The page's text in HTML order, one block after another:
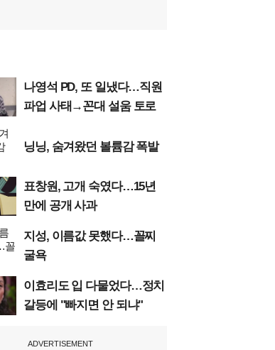
나영석 PD, 또 일냈다…직원
파업 사태→꼰대 설움 토로
닝닝, 숨겨왔던 볼륨감 폭발
표창원, 고개 숙였다…15년
만에 공개 사과
지성, 이름값 못했다…꼴찌
굴욕
이효리도 입 다물었다…정치
갈등에 "빠지면 안 되냐"
ADVERTISEMENT